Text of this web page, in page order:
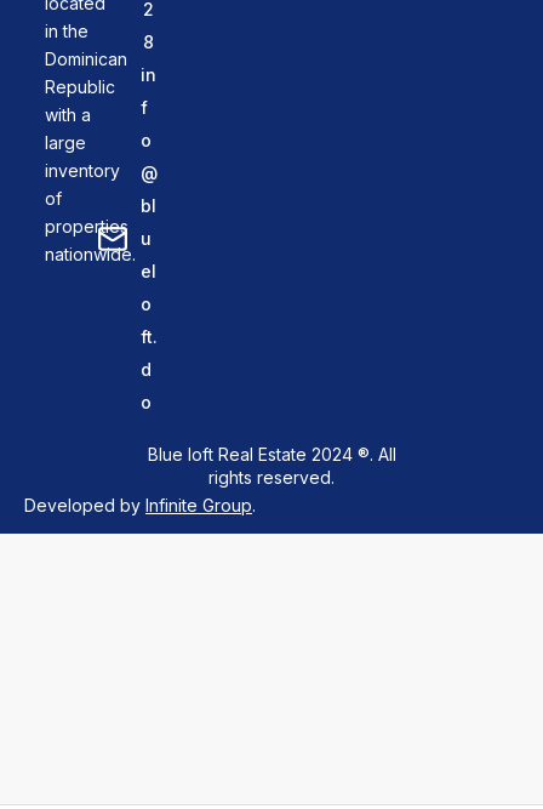
in the
Dominican
Republic
with a
large
inventory
of
properties
nationwide.
2
8
in
f
o
@
bl
u
el
o
ft.
d
o
Blue loft Real Estate 2024 ®. All
rights reserved.
Developed by Infinite Group.